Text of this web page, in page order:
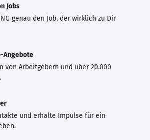
Jobs
genau den Job, der wirklich zu Dir
Angebote
von Arbeitgebern und über 20.000
und erhalte Impulse für ein